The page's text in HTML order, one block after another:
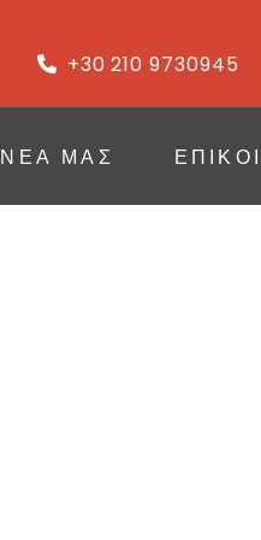
+30 210 9730945
ΝΈΑ ΜΑΣ